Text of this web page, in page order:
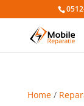
Home/